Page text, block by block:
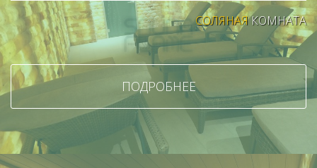
СОЛЯНАЯКОМНАТА
ПОДРОБНЕЕ